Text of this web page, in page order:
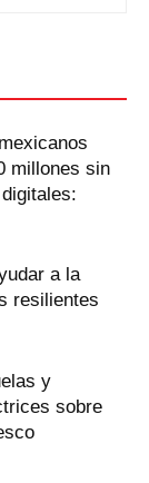
millones sin
a la
resilientes
y
sobre